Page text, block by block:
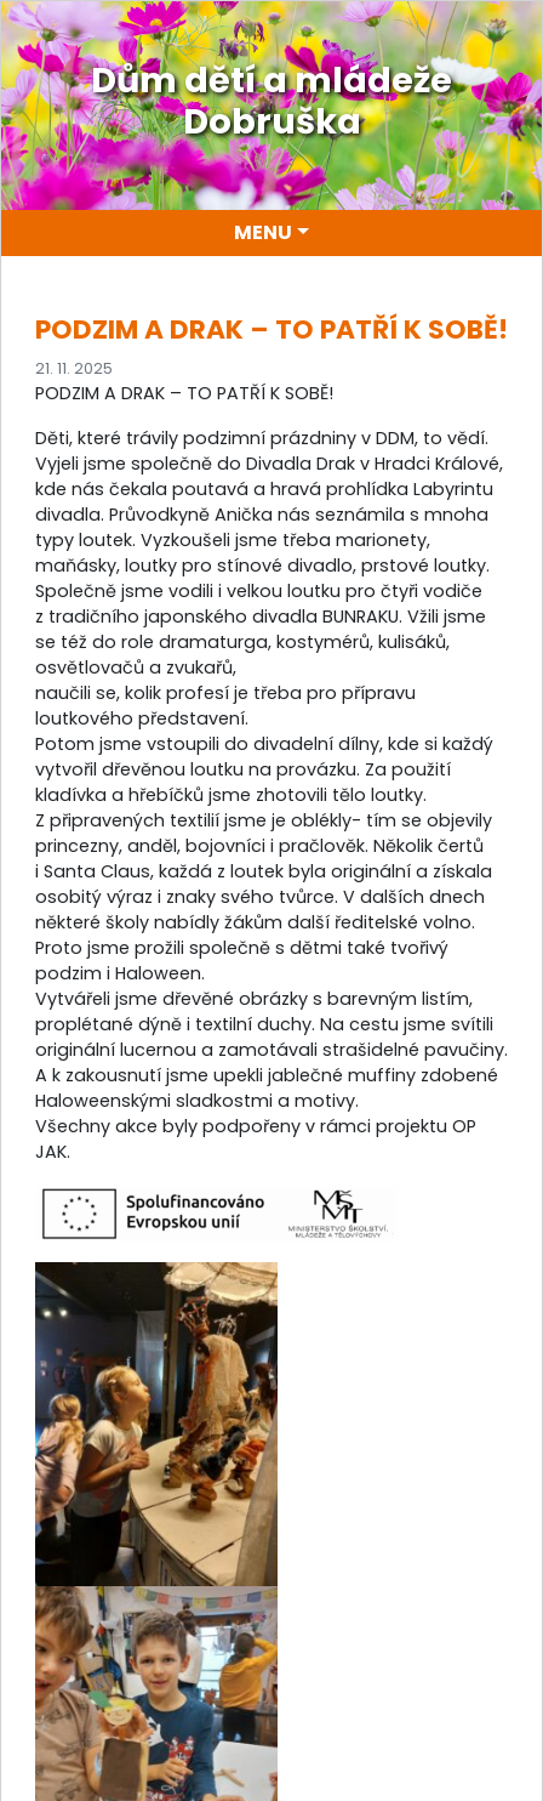
Dům dětí a mládeže
Dobruška
MENU
PODZIM A DRAK – TO PATŘÍ K SOBĚ!
21. 11. 2025
PODZIM A DRAK – TO PATŘÍ K SOBĚ!
Děti, které trávily podzimní prázdniny v DDM, to vědí.
Vyjeli jsme společně do Divadla Drak v Hradci Králové,
kde nás čekala poutavá a hravá prohlídka Labyrintu
divadla. Průvodkyně Anička nás seznámila s mnoha
typy loutek. Vyzkoušeli jsme třeba marionety,
maňásky, loutky pro stínové divadlo, prstové loutky.
Společně jsme vodili i velkou loutku pro čtyři vodiče
z tradičního japonského divadla BUNRAKU. Vžili jsme
se též do role dramaturga, kostymérů, kulisáků,
osvětlovačů a zvukařů,
naučili se, kolik profesí je třeba pro přípravu
loutkového představení.
Potom jsme vstoupili do divadelní dílny, kde si každý
vytvořil dřevěnou loutku na provázku. Za použití
kladívka a hřebíčků jsme zhotovili tělo loutky.
Z připravených textilií jsme je oblékly- tím se objevily
princezny, anděl, bojovníci i pračlověk. Několik čertů
i Santa Claus, každá z loutek byla originální a získala
osobitý výraz i znaky svého tvůrce. V dalších dnech
některé školy nabídly žákům další ředitelské volno.
Proto jsme prožili společně s dětmi také tvořivý
podzim i Haloween.
Vytvářeli jsme dřevěné obrázky s barevným listím,
proplétané dýně i textilní duchy. Na cestu jsme svítili
originální lucernou a zamotávali strašidelné pavučiny.
A k zakousnutí jsme upekli jablečné muffiny zdobené
Haloweenskými sladkostmi a motivy.
Všechny akce byly podpořeny v rámci projektu OP
JAK.